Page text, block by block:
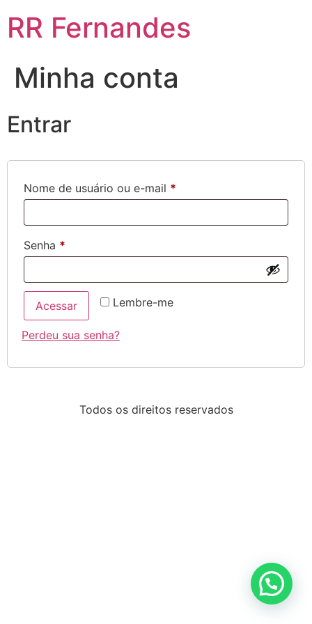
RR Fernandes
Minha conta
Entrar
Nome de usuário ou e-mail *
Senha *
Lembre-me
Acessar
Perdeu sua senha?
Todos os direitos reservados